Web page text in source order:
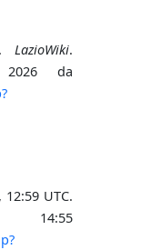
LazioWiki.
da
UTC.